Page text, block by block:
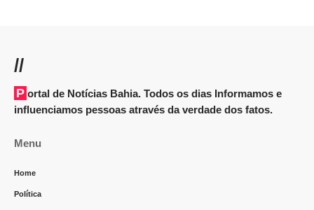
//
Portal de Notícias Bahia. Todos os dias Informamos e
influenciamos pessoas através da verdade dos fatos.
Menu
Home
Política